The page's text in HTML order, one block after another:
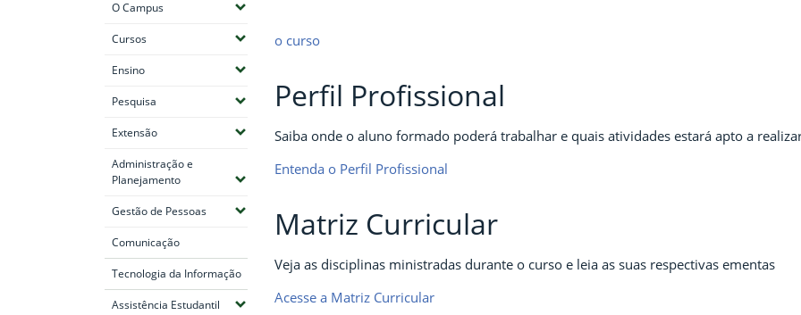
O Campus(Expandir submenus)
Cursos(Expandir submenus)
Ensino(Expandir submenus)
Pesquisa (Expandir submenus)
Extensão(Expandir submenus)
Administração e
Planejamento(Expandir submenus)
Gestão de Pessoas(Expandir submenus)
Comunicação
Tecnologia da Informação
Assistência Estudantil (Expandir submenus)
o curso
Perfil Profissional
Saiba onde o aluno formado poderá trabalhar e quais atividades estará apto a
Entenda o Perfil Profissional
Matriz Curricular
Veja as disciplinas ministradas durante o curso e leia as suas respectivas ementas
Acesse a Matriz Curricular